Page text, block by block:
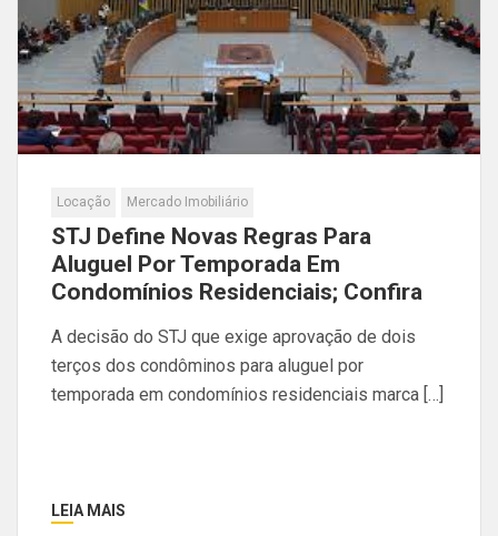
Locação Mercado Imobiliário
STJ Define Novas Regras Para
Aluguel Por Temporada Em
Condomínios Residenciais; Confira
A decisão do STJ que exige aprovação de dois
terços dos condôminos para aluguel por
temporada em condomínios residenciais marca […]
LEIA MAIS